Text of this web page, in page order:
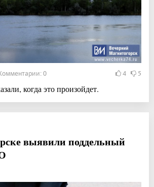
0 4 5
когда это произойдет.
выявили поддельный